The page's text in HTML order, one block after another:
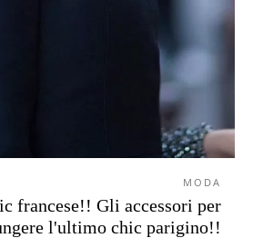
MODA
francese!! Gli accessori per
l'ultimo chic parigino!!